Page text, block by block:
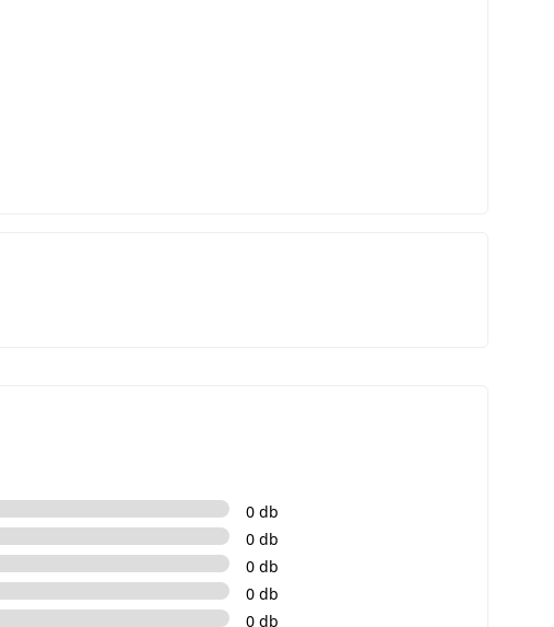
0 db
0 db
0 db
0 db
0 db